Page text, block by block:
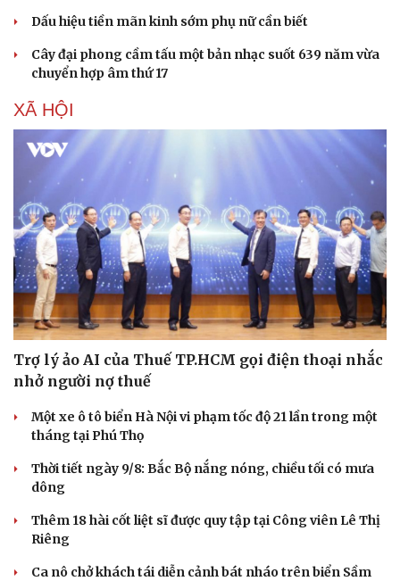
Dấu hiệu tiền mãn kinh sớm phụ nữ cần biết
Cây đại phong cầm tấu một bản nhạc suốt 639 năm vừa
chuyển hợp âm thứ 17
XÃ HỘI
Trợ lý ảo AI của Thuế TP.HCM gọi điện thoại nhắc
nhở người nợ thuế
Một xe ô tô biển Hà Nội vi phạm tốc độ 21 lần trong một
tháng tại Phú Thọ
Thời tiết ngày 9/8: Bắc Bộ nắng nóng, chiều tối có mưa
dông
Thêm 18 hài cốt liệt sĩ được quy tập tại Công viên Lê Thị
Riêng
Ca nô chở khách tái diễn cảnh bát nháo trên biển Sầm